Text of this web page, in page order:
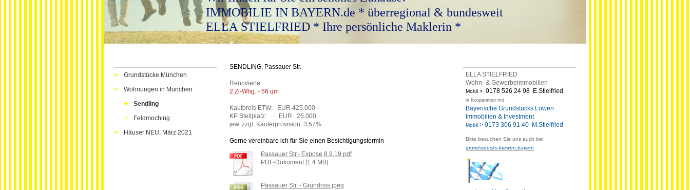
IMMOBILIE IN BAYERN.de * überregional & bundesweit
ELLA STIELFRIED * Ihre persönliche Maklerin *
Grundstücke München
Wohnungen in München
Sendling
Feldmoching
Häuser NEU, März 2021
SENDLING, Passauer Str.
Renovierte
2 Zi-Whg. - 56 qm
Kaufpreis ETW: EUR 425.000
KP Stellplatz: EUR 25.000
jew. zzgl. Käuferprovision: 3,57%
Gerne vereinbare ich für Sie einen Besichtigungstermin
Passauer Str.- Expose 8.9.19.pdf
PDF-Dokument [1.4 MB]
Passauer Str. - Grundriss.jpeg
ELLA STIELFRIED
Wohn- & Gewerbeimmobilien
Mobil > 0178 526 24 98 E.Stielfried
in Kooperation mit
Bayerische Grundstücks Löwen
Immobilien & Investment
Mobil > 0173 306 91 40 M.Stielfried
Bitte besuchen Sie uns auch bei
grundstuecks-loewen.bayern